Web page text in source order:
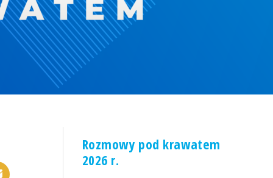
Rozmowy pod krawatem
2026 r.